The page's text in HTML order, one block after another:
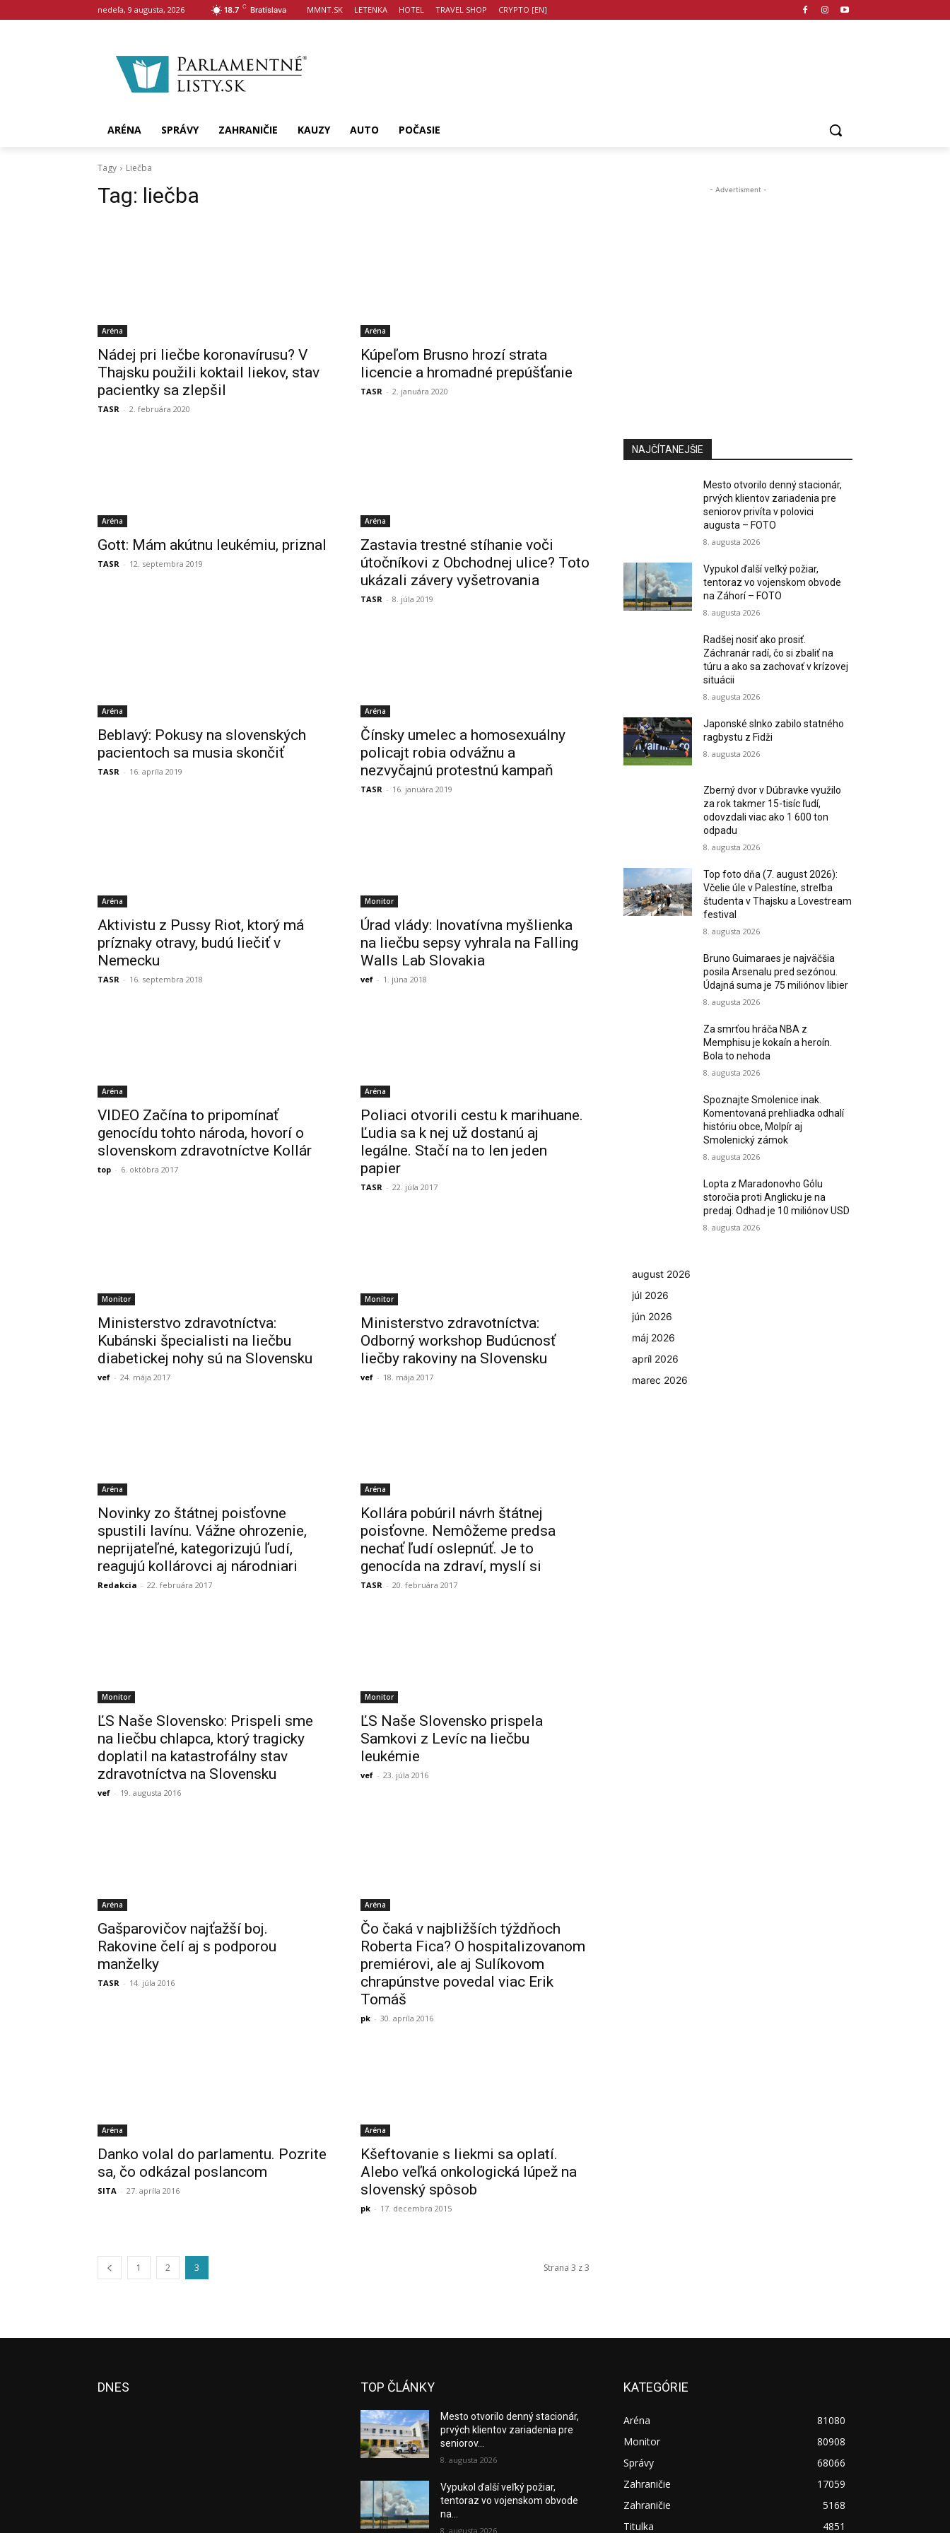
nedeľa, 9 augusta, 2026 18.7 C Bratislava MMNT.SK LETENKA HOTEL TRAVEL SHOP CRYPTO [EN]
ARÉNA SPRÁVY ZAHRANIČIE KAUZY AUTO POČASIE
Tagy Liečba
Tag: liečba
Aréna
Nádej pri liečbe koronavírusu? V
Thajsku použili koktail liekov, stav
pacientky sa zlepšil
TASR - 2. februára 2020
Aréna
Kúpeľom Brusno hrozí strata
licencie a hromadné prepúšťanie
TASR - 2. januára 2020
Aréna
Gott: Mám akútnu leukémiu, priznal
TASR - 12. septembra 2019
Aréna
Zastavia trestné stíhanie voči
útočníkovi z Obchodnej ulice? Toto
ukázali závery vyšetrovania
TASR - 8. júla 2019
Aréna
Beblavý: Pokusy na slovenských
pacientoch sa musia skončiť
TASR - 16. apríla 2019
Aréna
Čínsky umelec a homosexuálny
policajt robia odvážnu a
nezvyčajnú protestnú kampaň
TASR - 16. januára 2019
Aréna
Aktivistu z Pussy Riot, ktorý má
príznaky otravy, budú liečiť v
Nemecku
TASR - 16. septembra 2018
Monitor
Úrad vlády: Inovatívna myšlienka
na liečbu sepsy vyhrala na Falling
Walls Lab Slovakia
vef - 1. júna 2018
Aréna
VIDEO Začína to pripomínať
genocídu tohto národa, hovorí o
slovenskom zdravotníctve Kollár
top - 6. októbra 2017
Aréna
Poliaci otvorili cestu k marihuane.
Ľudia sa k nej už dostanú aj
legálne. Stačí na to len jeden
papier
TASR - 22. júla 2017
Monitor
Ministerstvo zdravotníctva:
Kubánski špecialisti na liečbu
diabetickej nohy sú na Slovensku
vef - 24. mája 2017
Monitor
Ministerstvo zdravotníctva:
Odborný workshop Budúcnosť
liečby rakoviny na Slovensku
vef - 18. mája 2017
Aréna
Novinky zo štátnej poisťovne
spustili lavínu. Vážne ohrozenie,
neprijateľné, kategorizujú ľudí,
reagujú kollárovci aj národniari
Redakcia - 22. februára 2017
Aréna
Kollára pobúril návrh štátnej
poisťovne. Nemôžeme predsa
nechať ľudí oslepnúť. Je to
genocída na zdraví, myslí si
TASR - 20. februára 2017
Monitor
ĽS Naše Slovensko: Prispeli sme
na liečbu chlapca, ktorý tragicky
doplatil na katastrofálny stav
zdravotníctva na Slovensku
vef - 19. augusta 2016
Monitor
ĽS Naše Slovensko prispela
Samkovi z Levíc na liečbu
leukémie
vef - 23. júla 2016
Aréna
Gašparovičov najťažší boj.
Rakovine čelí aj s podporou
manželky
TASR - 14. júla 2016
Aréna
Čo čaká v najbližších týždňoch
Roberta Fica? O hospitalizovanom
premiérovi, ale aj Sulíkovom
chrapúnstve povedal viac Erik
Tomáš
pk - 30. apríla 2016
Aréna
Danko volal do parlamentu. Pozrite
sa, čo odkázal poslancom
SITA - 27. apríla 2016
Aréna
Kšeftovanie s liekmi sa oplatí.
Alebo veľká onkologická lúpež na
slovenský spôsob
pk - 17. decembra 2015
1 2 3 Strana 3 z 3
- Advertisment -
NAJČÍTANEJŠIE
Mesto otvorilo denný stacionár,
prvých klientov zariadenia pre
seniorov privíta v polovici
augusta – FOTO
8. augusta 2026
Vypukol ďalší veľký požiar,
tentoraz vo vojenskom obvode
na Záhorí – FOTO
8. augusta 2026
Radšej nosiť ako prosiť.
Záchranár radí, čo si zbaliť na
túru a ako sa zachovať v krízovej
situácii
8. augusta 2026
Japonské slnko zabilo statného
ragbystu z Fidži
8. augusta 2026
Zberný dvor v Dúbravke využilo
za rok takmer 15-tisíc ľudí,
odovzdali viac ako 1 600 ton
odpadu
8. augusta 2026
Top foto dňa (7. august 2026):
Včelie úle v Palestíne, streľba
študenta v Thajsku a Lovestream
festival
8. augusta 2026
Bruno Guimaraes je najväčšia
posila Arsenalu pred sezónou.
Údajná suma je 75 miliónov libier
8. augusta 2026
Za smrťou hráča NBA z
Memphisu je kokaín a heroín.
Bola to nehoda
8. augusta 2026
Spoznajte Smolenice inak.
Komentovaná prehliadka odhalí
históriu obce, Molpír aj
Smolenický zámok
8. augusta 2026
Lopta z Maradonovho Gólu
storočia proti Anglicku je na
predaj. Odhad je 10 miliónov USD
8. augusta 2026
august 2026
júl 2026
jún 2026
máj 2026
apríl 2026
marec 2026
DNES TOP ČLÁNKY
Mesto otvorilo denný stacionár,
prvých klientov zariadenia pre
seniorov...
8. augusta 2026
Vypukol ďalší veľký požiar,
tentoraz vo vojenskom obvode
na...
8. augusta 2026
KATEGÓRIE
Aréna
81080
Monitor
80908
Správy
68066
Zahraničie
17059
Zahraničie
5168
Titulka
4851